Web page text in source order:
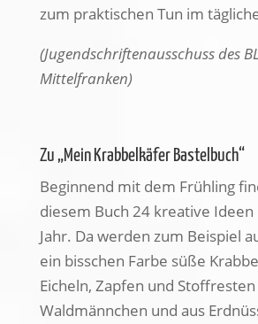
zum praktischen Tun im
(Jugendschriftenausschuss des
Mittelfranken)
Zu „Mein Krabbelkäfer Bastelbuch“
Beginnend mit dem Frühling
diesem Buch 24 kreative
Jahr. Da werden zum Beispiel
ein bisschen Farbe süße
Eicheln, Zapfen und
Waldmännchen und aus